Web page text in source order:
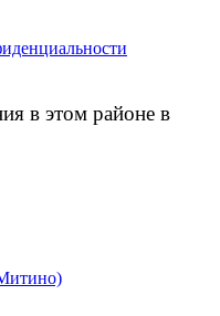
в этом районе в